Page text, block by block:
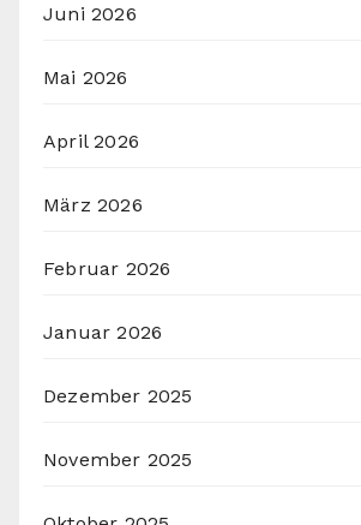
Juni 2026
Mai 2026
April 2026
März 2026
Februar 2026
Januar 2026
Dezember 2025
November 2025